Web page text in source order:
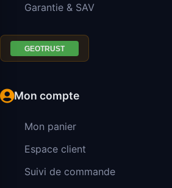
Garantie & SAV
Mon compte
Mon panier
Espace client
Suivi de commande